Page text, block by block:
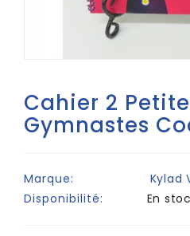
Cahier 2
Gymnastes
Marque:
Kylad
Disponibilité:
En